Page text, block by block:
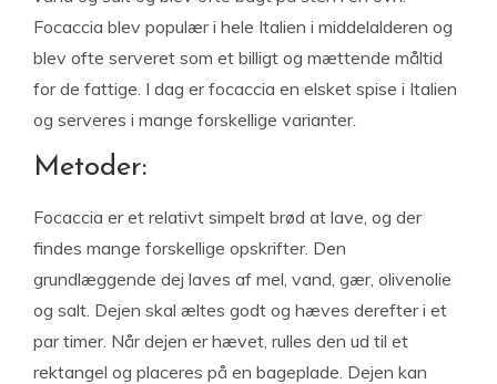
Focaccia blev populær i hele Italien i middelalderen og
blev ofte serveret som et billigt og mættende måltid
for de fattige. I dag er focaccia en elsket spise i Italien
og serveres i mange forskellige varianter.
Metoder:
Focaccia er et relativt simpelt brød at lave, og der
findes mange forskellige opskrifter. Den
grundlæggende dej laves af mel, vand, gær, olivenolie
og salt. Dejen skal æltes godt og hæves derefter i et
par timer. Når dejen er hævet, rulles den ud til et
rektangel og placeres på en bageplade. Dejen kan